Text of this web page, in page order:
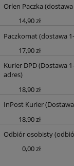
Orlen Paczka
14,90 zł
Paczkomat(dostawa
17,90 zł
Kurier DPD(Dostawa
adres)
18,90 zł
InPost Kurier
18,90 zł
Odbiór osobisty
0,00 zł